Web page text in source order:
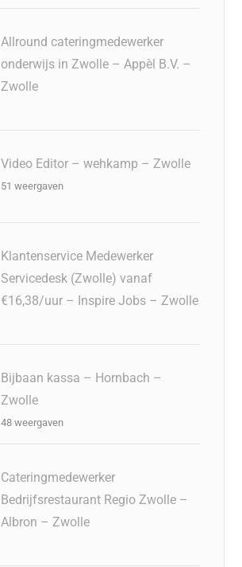
Allround cateringmedewerker
onderwijs in Zwolle – Appèl B.V. –
Zwolle
Video Editor – wehkamp – Zwolle
51 weergaven
Klantenservice Medewerker
Servicedesk (Zwolle) vanaf
€16,38/uur – Inspire Jobs – Zwolle
Bijbaan kassa – Hornbach –
Zwolle
48 weergaven
Cateringmedewerker
Bedrijfsrestaurant Regio Zwolle –
Albron – Zwolle